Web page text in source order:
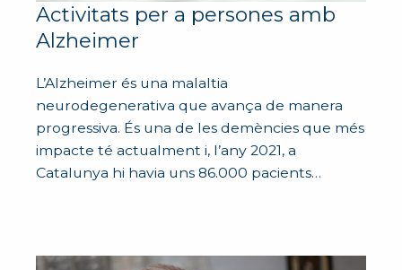
Activitats per a persones amb
Alzheimer
L’Alzheimer és una malaltia
neurodegenerativa que avança de manera
progressiva. És una de les demències que més
impacte té actualment i, l’any 2021, a
Catalunya hi havia uns 86.000 pacients…